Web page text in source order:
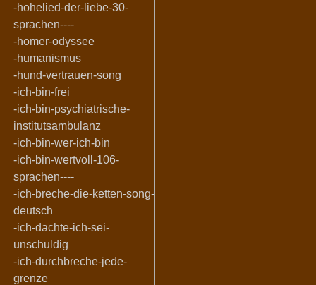
-hohelied-der-liebe-30-
sprachen----
-homer-odyssee
-humanismus
-hund-vertrauen-song
-ich-bin-frei
-ich-bin-psychiatrische-
institutsambulanz
-ich-bin-wer-ich-bin
-ich-bin-wertvoll-106-
sprachen----
-ich-breche-die-ketten-song-
deutsch
-ich-dachte-ich-sei-
unschuldig
-ich-durchbreche-jede-
grenze